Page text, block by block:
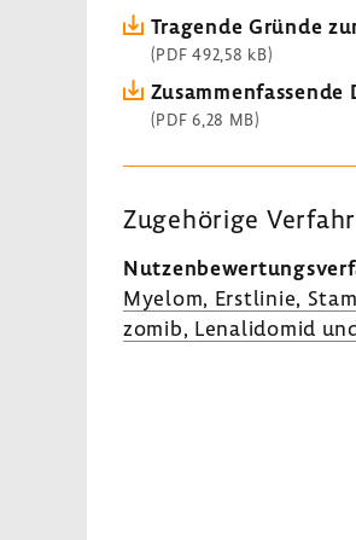
Tragende Gründe
(PDF 492,58 kB)
(PDF 6,28 MB)
Zuge­hö­rige
Myelom, Erst­linie,
zomib, Lena­li­domid